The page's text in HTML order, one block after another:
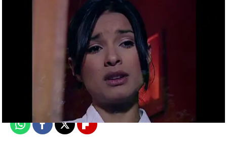
17 de agosto de 2017, 16:33
WhatsappFacebook
X Flipboard